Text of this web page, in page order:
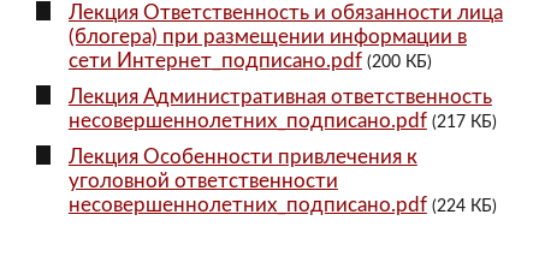
Лекция Ответственность и обязанности лица
(блогера) при размещении информации в
сети Интернет_подписано.pdf (200 КБ)
Лекция Административная ответственность
несовершеннолетних_подписано.pdf (217 КБ)
Лекция Особенности привлечения к
уголовной ответственности
несовершеннолетних_подписано.pdf (224 КБ)